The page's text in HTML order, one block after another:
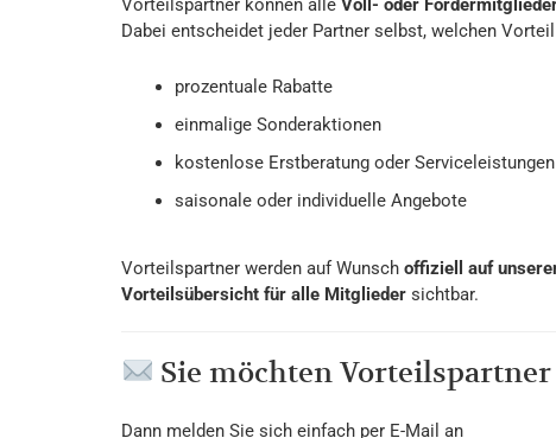
Vorteilspartner können alle Voll- oder
Dabei entscheidet jeder Partner selbst, welchen
prozentuale Rabatte
einmalige Sonderaktionen
kostenlose Erstberatung oder Serviceleistungen
saisonale oder individuelle Angebote
Vorteilspartner werden auf Wunsch offiziell auf
Vorteilsübersicht für alle Mitglieder sichtbar.
Sie möchten
Dann melden Sie sich einfach per E-Mail an